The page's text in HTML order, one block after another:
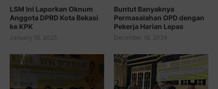
LSM Ini Laporkan Oknum
Anggota DPRD Kota Bekasi
ke KPK
January 16, 2025
Buntut Banyaknya
Permasalahan OPD dengan
Pekerja Harian Lepas
December 18, 2024